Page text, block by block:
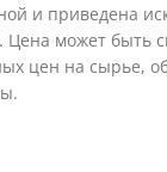
и приведена
может быть
цен на сырье,